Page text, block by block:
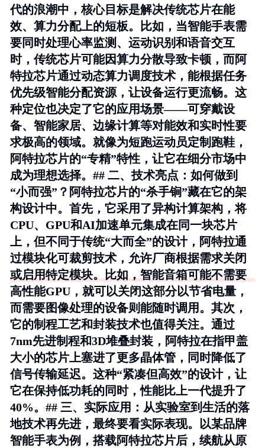
代的浪潮中，核心目标是解决传统芯片在能
效、算力分配上的短板。比如，当智能手表需
要同时处理心率监测、运动识别和语音交互
时，传统芯片可能因算力分散导致卡顿，而阿
特拉芯片通过动态算力调度技术 ，能根据任务
优先级智能分配资源，让设备运行更流畅。这
种定位也决定了它的应用场景——可穿戴设
备、智能家居、边缘计算等对能效和实时性要
求极高的领域。就像为短跑运动员定制跑鞋，
阿特拉芯片的“专精”特性，让它在细分市场中
成为理想选择。## 二、技术亮点：如何做到
“小而强”？阿特拉芯片的“杀手锏”藏在它的架
构设计中。首先，它采用了异构计算架构 ，将
CPU、GPU和AI加速单元集成在同一块芯片
上，但不同于传统“大而全”的设计，阿特拉通
过模块化可裁剪技术 ，允许厂商根据需求关闭
或启用特定模块。比如，智能音箱可能不需要
高性能GPU，就可以关闭这部分以节省电量，
而需要图像处理的设备则能随时调用。其次，
它的制程工艺和封装技术也值得关注。通过
7nm先进制程和3D堆叠封装 ，阿特拉在指甲盖
大小的芯片上塞进了更多晶体管，同时降低了
信号传输延迟。这种“紧凑但高效”的设计，让
它在保持低功耗的同时，性能比上一代提升了
40%。## 三、实际应用：从实验室到生活的落
地技术再先进，最终要看实际表现。以某品牌
智能手表为例，搭载阿特拉芯片后，续航从原